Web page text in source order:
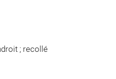
; recollé